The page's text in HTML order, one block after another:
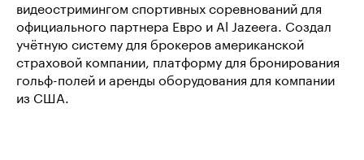
видеостримингом спортивных соревнований для
официального партнера Евро и Al Jazeera. Создал
учётную систему для брокеров американской
страховой компании, платформу для бронирования
гольф-полей и аренды оборудования для компании
из США.